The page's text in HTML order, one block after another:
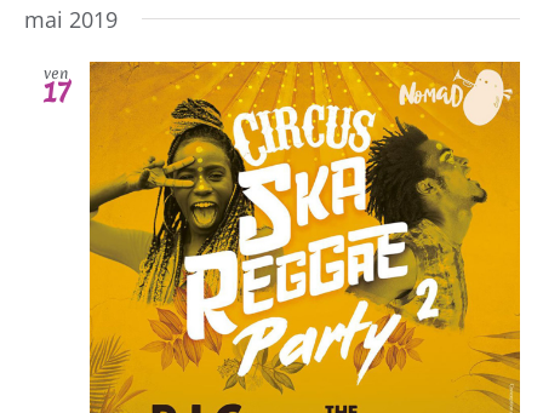
mai 2019
ven
17